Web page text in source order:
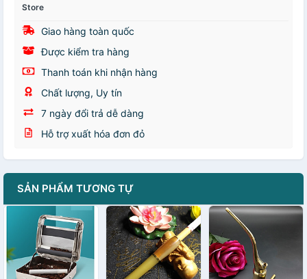
Store
Giao hàng toàn quốc
Được kiểm tra hàng
Thanh toán khi nhận hàng
Chất lượng, Uy tín
7 ngày đổi trả dễ dàng
Hỗ trợ xuất hóa đơn đỏ
SẢN PHẨM TƯƠNG TỰ